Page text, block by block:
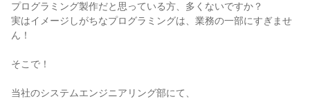
プログラミング製作だと思っている方、多くないですか？
実はイメージしがちなプログラミングは、業務の一部にすぎませ
ん！
そこで！
当社のシステムエンジニアリング部にて、